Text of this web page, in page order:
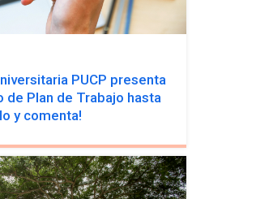
PUCP presenta
de Plan de Trabajo hasta
y comenta!